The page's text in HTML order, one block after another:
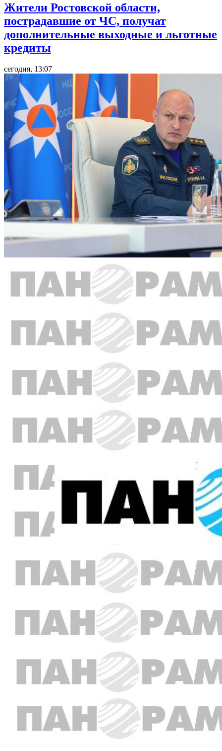
Жители Ростовской области,
пострадавшие от ЧС, получат
дополнительные выходные и льготные
кредиты
сегодня, 13:07